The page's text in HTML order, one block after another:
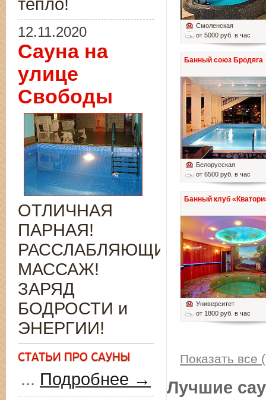
Смоленская
от 5000 руб. в час
Банный союз Бродяга
Белорусская
от 6500 руб. в час
Банный клуб
Университет
от 1800 руб. в час
Показать все
Лучшие
тепло!
12.11.2020
Сауна на
улице
Свободы
ОТЛИЧНАЯ
ПАРНАЯ!
РАССЛАБЛЯЮЩИЙ
МАССАЖ!
ЗАРЯД
БОДРОСТИ и
ЭНЕРГИИ!
... Подробнее →